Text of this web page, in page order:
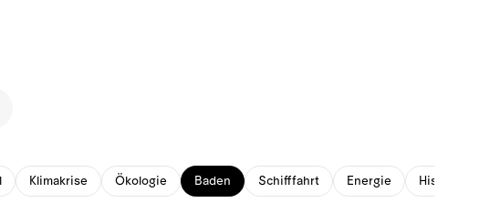
Klimakrise Ökologie Baden Schifffahrt Energie Historisches